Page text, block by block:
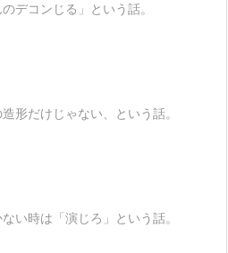
のデコンじる」という話。
形だけじゃない、という話。
い時は「演じろ」という話。